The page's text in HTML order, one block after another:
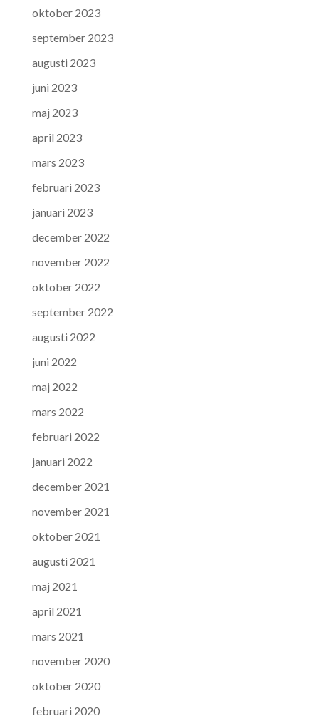
oktober 2023
september 2023
augusti 2023
juni 2023
maj 2023
april 2023
mars 2023
februari 2023
januari 2023
december 2022
november 2022
oktober 2022
september 2022
augusti 2022
juni 2022
maj 2022
mars 2022
februari 2022
januari 2022
december 2021
november 2021
oktober 2021
augusti 2021
maj 2021
april 2021
mars 2021
november 2020
oktober 2020
februari 2020